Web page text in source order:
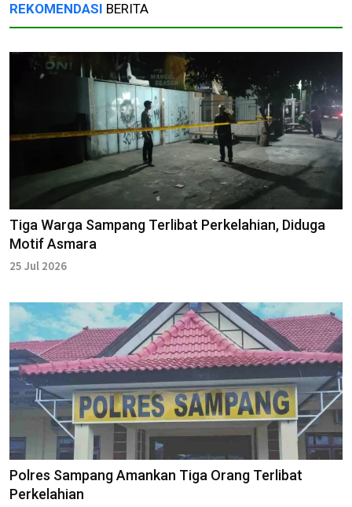
REKOMENDASI BERITA
Tiga Warga Sampang Terlibat Perkelahian, Diduga
Motif Asmara
25 Jul 2026
Polres Sampang Amankan Tiga Orang Terlibat
Perkelahian